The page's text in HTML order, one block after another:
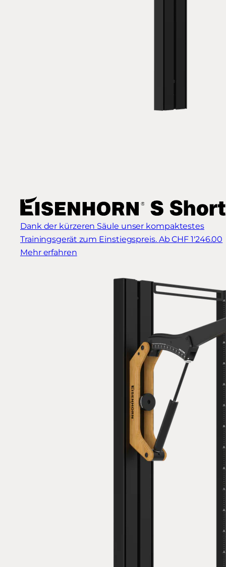
Dank der kürzeren Säule unser kompaktestes
Trainingsgerät zum Einstiegspreis. Ab CHF 1'246.00
Mehr erfahren